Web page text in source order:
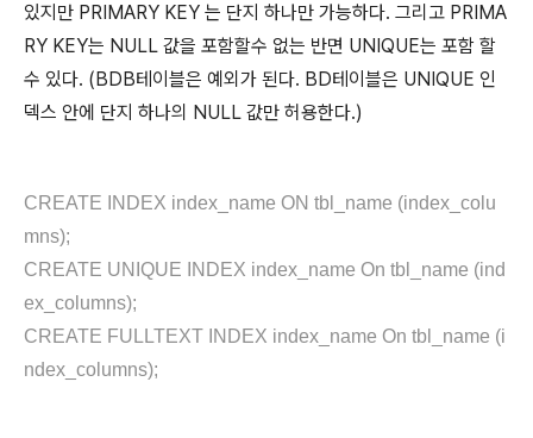
있지만 PRIMARY KEY 는 단지 하나만 가능하다. 그리고 PRIMA
RY KEY는 NULL 값을 포함할수 없는 반면 UNIQUE는 포함 할
수 있다. (BDB테이블은 예외가 된다. BD테이블은 UNIQUE 인
덱스 안에 단지 하나의 NULL 값만 허용한다.)
CREATE INDEX index_name ON tbl_name (index_colu
mns);
CREATE UNIQUE INDEX index_name On tbl_name (ind
ex_columns);
CREATE FULLTEXT INDEX index_name On tbl_name (i
ndex_columns);